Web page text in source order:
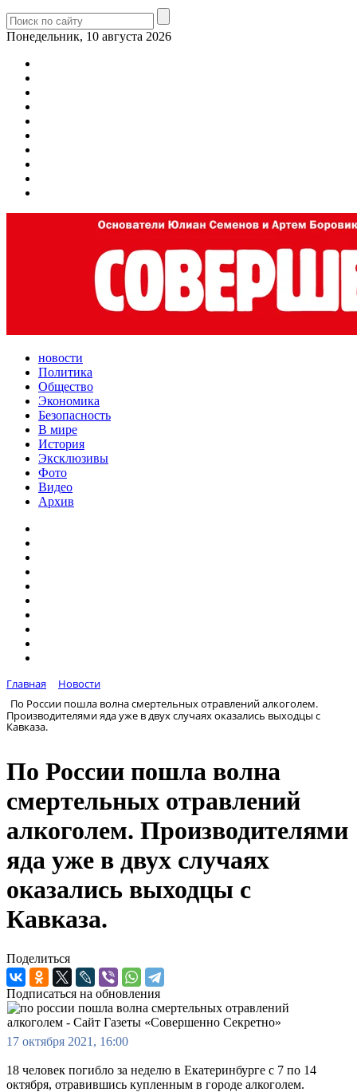
Понедельник, 10 августа 2026
новости
Политика
Общество
Экономика
Безопасность
В мире
История
Эксклюзивы
Фото
Видео
Архив
Главная
Новости
По России пошла волна смертельных отравлений алкоголем.
Производителями яда уже в двух случаях оказались выходцы с
Кавказа.
По России пошла волна
смертельных отравлений
алкоголем. Производителями
яда уже в двух случаях
оказались выходцы с
Кавказа.
Поделиться
Подписаться на обновления
17 октября 2021, 16:00
18 человек погибло за неделю в Екатеринбурге с 7 по 14
октября, отравившись купленным в городе алкоголем.